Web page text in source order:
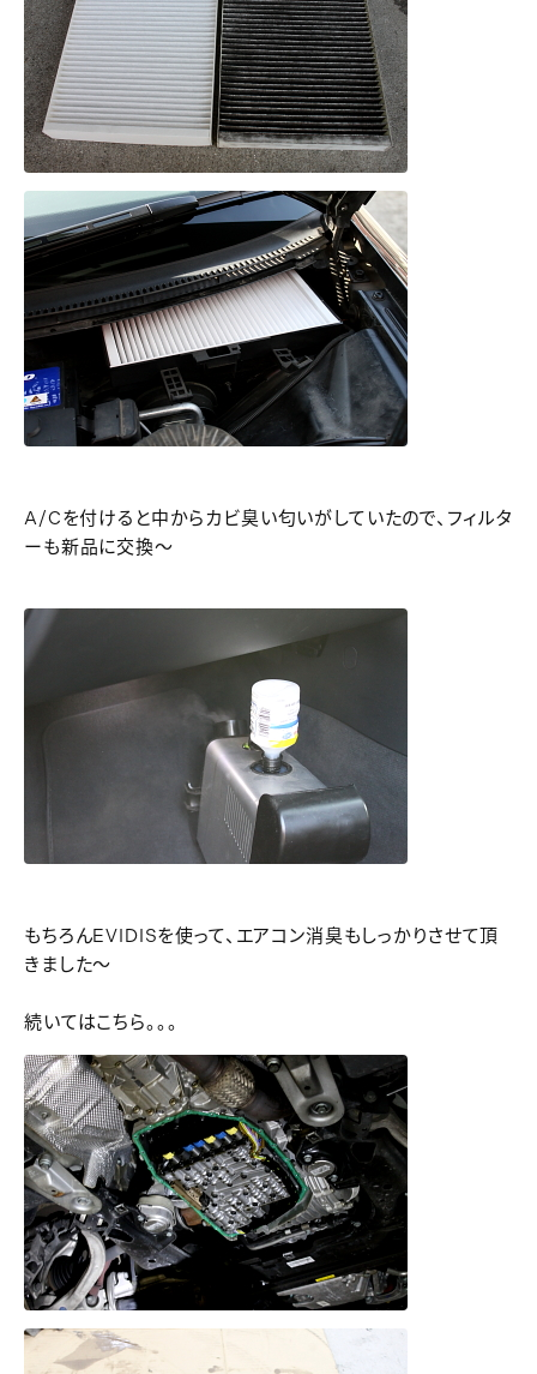
A/Cを付けると中からカビ臭い匂いがしていたので、フィルタ
ーも新品に交換～
もちろんEVIDISを使って、エアコン消臭もしっかりさせて頂
きました～
続いてはこちら。。。